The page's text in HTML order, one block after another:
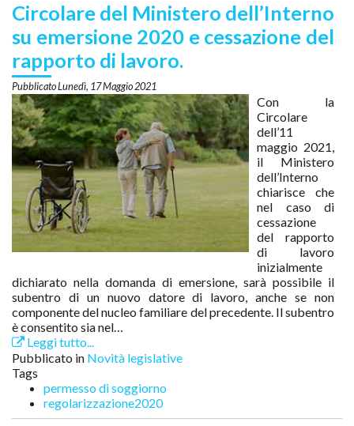
Circolare del Ministero dell’Interno
su emersione 2020 e cessazione del
rapporto di lavoro.
Lunedì, 17 Maggio 2021
Con la
Circolare
dell’11
maggio 2021,
il Ministero
dell’Interno
chiarisce che
nel caso di
cessazione
del rapporto
di lavoro
inizialmente
dichiarato nella domanda di emersione, sarà possibile il
subentro di un nuovo datore di lavoro, anche se non
componente del nucleo familiare del precedente. Il subentro
è consentito sia nel…
Leggi tutto...
Pubblicato in Novità legislative
Tags
permesso di soggiorno
regolarizzazione2020